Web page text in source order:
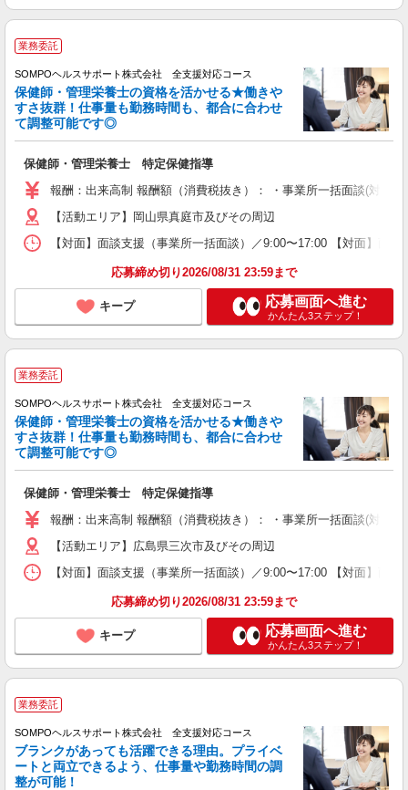
業務委託
SOMPOヘルスサポート株式会社 全支援対応コース
保健師・管理栄養士の資格を活かせる★働きや
すさ抜群！仕事量も勤務時間も、都合に合わせ
て調整可能です◎
保健師・管理栄養士 特定保健指導
報酬：出来高制 報酬額（消費税抜き）： ・事業所一括面談(対
【活動エリア】岡山県真庭市及びその周辺
【対面】面談支援（事業所一括面談）／9:00〜17:00 【対面】面
応募締め切り2026/08/31 23:59まで
キープ 応募画面へ進む
かんたん3ステップ！
業務委託
SOMPOヘルスサポート株式会社 全支援対応コース
保健師・管理栄養士の資格を活かせる★働きや
すさ抜群！仕事量も勤務時間も、都合に合わせ
て調整可能です◎
保健師・管理栄養士 特定保健指導
報酬：出来高制 報酬額（消費税抜き）： ・事業所一括面談(対
【活動エリア】広島県三次市及びその周辺
【対面】面談支援（事業所一括面談）／9:00〜17:00 【対面】面
応募締め切り2026/08/31 23:59まで
キープ 応募画面へ進む
かんたん3ステップ！
業務委託
SOMPOヘルスサポート株式会社 全支援対応コース
ブランクがあっても活躍できる理由。プライベ
ートと両立できるよう、仕事量や勤務時間の調
整が可能！